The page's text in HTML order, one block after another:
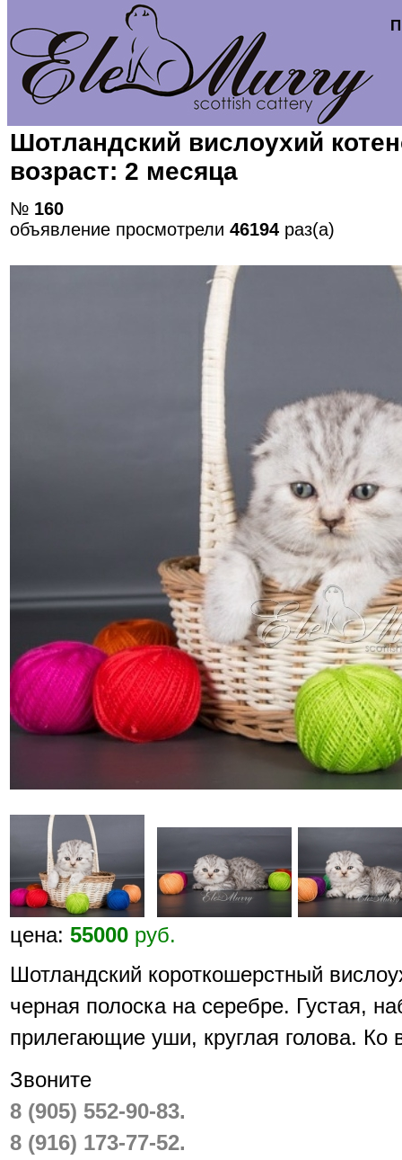
Шотландский вислоухий
возраст: 2 месяца
№ 160
объявление просмотрели 46194 раз(а)
цена: 55000 руб.
Шотландский короткошерстный
черная полоска на серебре. Густая,
прилегающие уши, круглая голова. Ко
Звоните
8 (905) 552-90-83.
8 (916) 173-77-52.